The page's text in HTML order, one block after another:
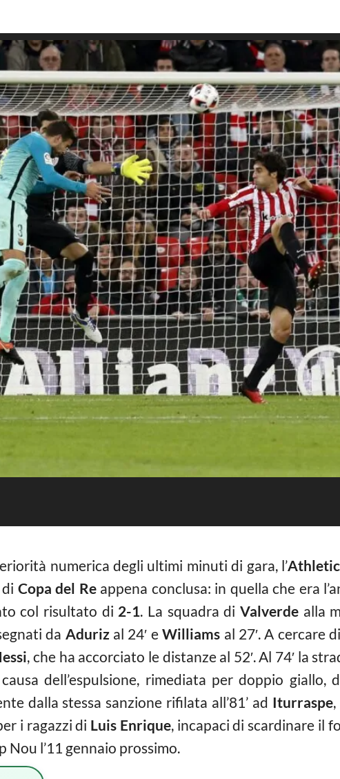
numerica degli ultimi minuti di gara, l’
Copa del Reappena conclusa: in quella che era
col risultato di 2-1. La squadra diValverde alla
da Adurizal 24′ eWilliams al 27′. A cercare
, che ha accorciato le distanze al 52′. Al 74′ la
dell’espulsione, rimediata per doppio giallo,
dalla stessa sanzione rifilata all’81’ ad Iturraspe,
i ragazzi di Luis Enrique, incapaci di scardinare il
Nou l’11 gennaio prossimo.